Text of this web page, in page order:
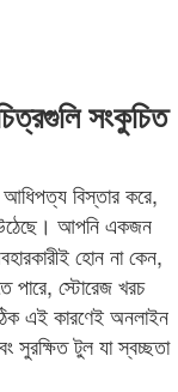
সংকুচিত
বিস্তার করে,
উঠেছে। আপনি একজন
হোন না কেন,
পারে, স্টোরেজ খরচ
এই কারণেই অনলাইন
সুরক্ষিত টুল যা স্বচ্ছতা